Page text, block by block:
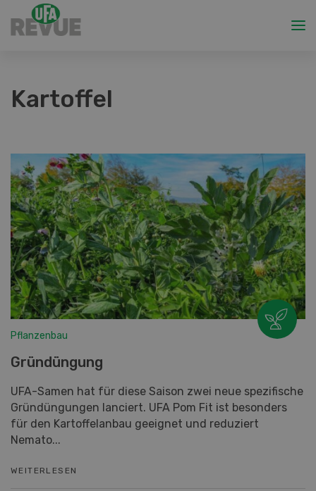
Kartoffel
Pflanzenbau
Gründüngung
UFA-Samen hat für diese Saison zwei neue spezifische
Gründüngungen lanciert. UFA Pom Fit ist besonders
für den Kartoffelanbau geeignet und reduziert
Nemato...
WEITERLESEN